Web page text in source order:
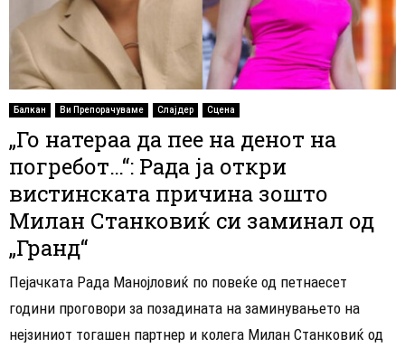
Балкан Ви Препорачуваме Слајдер Сцена
„Го натераа да пее на денот на
погребот…“: Рада ја откри
вистинската причина зошто
Милан Станковиќ си заминал од
„Гранд“
Пејачката Рада Манојловиќ по повеќе од петнаесет
години проговори за позадината на заминувањето на
нејзиниот тогашен партнер и колега Милан Станковиќ од